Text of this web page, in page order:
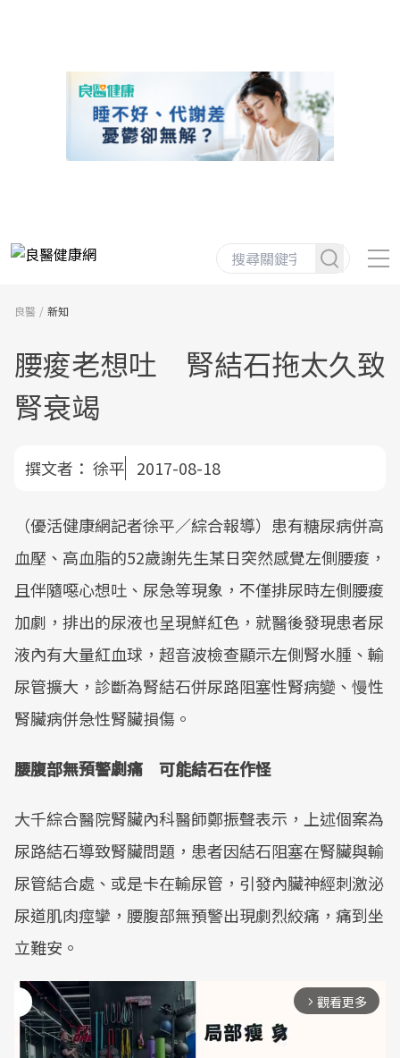
良醫 新知
腰痠老想吐 腎結石拖太久致
腎衰竭
撰文者： 徐平 2017-08-18
（優活健康網記者徐平／綜合報導）患有糖尿病併高
血壓、高血脂的52歲謝先生某日突然感覺左側腰痠，
且伴隨噁心想吐、尿急等現象，不僅排尿時左側腰痠
加劇，排出的尿液也呈現鮮紅色，就醫後發現患者尿
液內有大量紅血球，超音波檢查顯示左側腎水腫、輸
尿管擴大，診斷為腎結石併尿路阻塞性腎病變、慢性
腎臟病併急性腎臟損傷。
腰腹部無預警劇痛 可能結石在作怪
大千綜合醫院腎臟內科醫師鄭振聲表示，上述個案為
尿路結石導致腎臟問題，患者因結石阻塞在腎臟與輸
尿管結合處、或是卡在輸尿管，引發內臟神經刺激泌
尿道肌肉痙攣，腰腹部無預警出現劇烈絞痛，痛到坐
立難安。
arrow_forward_ios 觀看更多